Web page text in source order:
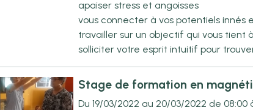
apaiser stress et angoisses
vous connecter à vos potentiels innés
travailler sur un objectif qui vous tient
solliciter votre esprit intuitif pour
Stage de formation en
Du 19/03/2022 au 20/03/2022 de 08:00